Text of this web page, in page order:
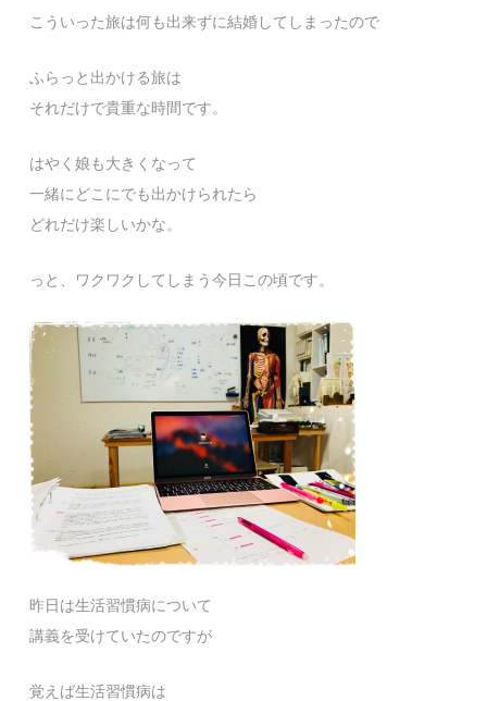
こういった旅は何も出来ずに結婚してしまったので
ふらっと出かける旅は
それだけで貴重な時間です。
はやく娘も大きくなって
一緒にどこにでも出かけられたら
どれだけ楽しいかな。
っと、ワクワクしてしまう今日この頃です。
昨日は生活習慣病について
講義を受けていたのですが
覚えば生活習慣病は